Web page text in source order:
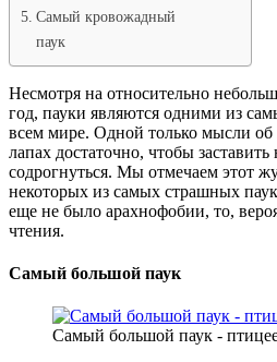
Самый кровожадный
паук
Несмотря на относительно
год, пауки являются одними из
всем мире. Одной только мысли об
лапах достаточно, чтобы
содрогнуться. Мы отмечаем этот
некоторых из самых страшных
еще не было арахнофобии, то,
чтения.
Самый большой паук
Самый большой паук -